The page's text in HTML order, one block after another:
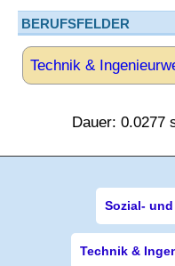
BERUFSFELDER
Technik &
Dauer: 0.0277
Sozial-
Technik &